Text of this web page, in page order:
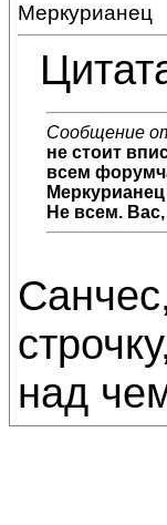
Меркурианец
Сообщение
не стоит
всем
Меркурианец
Не всем.
над